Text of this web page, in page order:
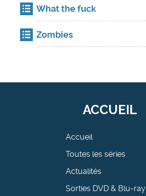
What the fuck
Zombies
ACCUEIL
Accueil
Toutes les séries
Actualités
Sorties DVD & Blu-ray